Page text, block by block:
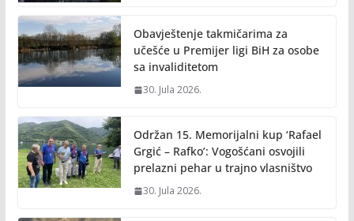
Obavještenje takmičarima za
učešće u Premijer ligi BiH za osobe
sa invaliditetom
30. Jula 2026.
Održan 15. Memorijalni kup ‘Rafael
Grgić – Rafko’: Vogošćani osvojili
prelazni pehar u trajno vlasništvo
30. Jula 2026.